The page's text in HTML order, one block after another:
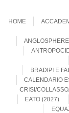
Menu
HOME
BRADIPI E
CALENDARIO
CRISI/
EATO (2027)